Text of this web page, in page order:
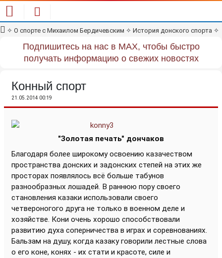
✧ О спорте с Михаилом Бердичевским ✧ История донского спорта ✧
Подпишитесь на нас в MAX, чтобы быстро
получать информацию о свежих новостях
Конный спорт
21.05.2014 00:19
"Золотая печать" дончаков
Благодаря более широкому освоению казачеством
пространства донских и задонских степей на этих же
просторах появлялось всё больше табунов
разнообразных лошадей. В раннюю пору своего
становления казаки использовали своего
четвероногого друга не только в военном деле и
хозяйстве. Кони очень хорошо способствовали
развитию духа соперничества в играх и соревнованиях.
Бальзам на душу, когда казаку говорили лестные слова
о его коне, конях - их стати и красоте, силе и